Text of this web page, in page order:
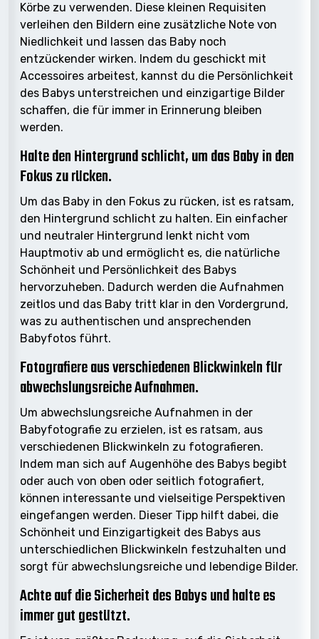
Körbe zu verwenden. Diese kleinen Requisiten
verleihen den Bildern eine zusätzliche Note von
Niedlichkeit und lassen das Baby noch
entzückender wirken. Indem du geschickt mit
Accessoires arbeitest, kannst du die Persönlichkeit
des Babys unterstreichen und einzigartige Bilder
schaffen, die für immer in Erinnerung bleiben
werden.
Halte den Hintergrund schlicht, um das Baby in den
Fokus zu rücken.
Um das Baby in den Fokus zu rücken, ist es ratsam,
den Hintergrund schlicht zu halten. Ein einfacher
und neutraler Hintergrund lenkt nicht vom
Hauptmotiv ab und ermöglicht es, die natürliche
Schönheit und Persönlichkeit des Babys
hervorzuheben. Dadurch werden die Aufnahmen
zeitlos und das Baby tritt klar in den Vordergrund,
was zu authentischen und ansprechenden
Babyfotos führt.
Fotografiere aus verschiedenen Blickwinkeln für
abwechslungsreiche Aufnahmen.
Um abwechslungsreiche Aufnahmen in der
Babyfotografie zu erzielen, ist es ratsam, aus
verschiedenen Blickwinkeln zu fotografieren.
Indem man sich auf Augenhöhe des Babys begibt
oder auch von oben oder seitlich fotografiert,
können interessante und vielseitige Perspektiven
eingefangen werden. Dieser Tipp hilft dabei, die
Schönheit und Einzigartigkeit des Babys aus
unterschiedlichen Blickwinkeln festzuhalten und
sorgt für abwechslungsreiche und lebendige Bilder.
Achte auf die Sicherheit des Babys und halte es
immer gut gestützt.